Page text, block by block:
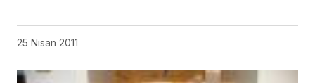
25 Nisan 2011